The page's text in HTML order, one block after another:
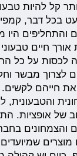
קל להיות
בכל דבר,
והתחליפים
חיים
לכסות על כל
לצרוך מבשר
חייהם לקשים.
והטבעונית,
של אופציות.
והצמחונים
שמיועדים